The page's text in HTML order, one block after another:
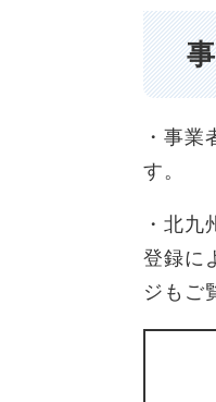
・事
す。
・北
登録に
ジもご